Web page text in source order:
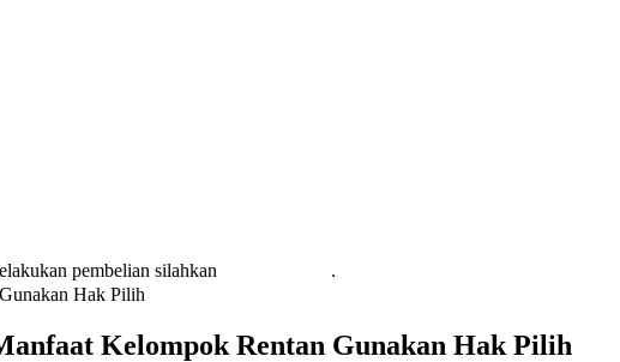
pembelian silahkan
.
Hak Pilih
Kelompok Rentan Gunakan Hak Pilih